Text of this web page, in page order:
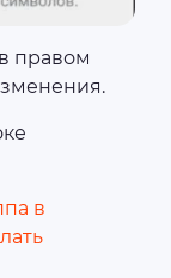
правом
в